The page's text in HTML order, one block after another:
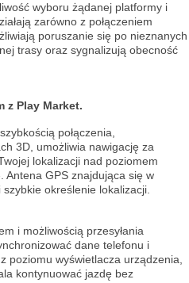
wyboru żądanej platformy i
zarówno z połączeniem
poruszanie się po nieznanych
trasy oraz sygnalizują obecność
z Play Market.
połączenia,
3D, umożliwia nawigację za
lokalizacji nad poziomem
Antena GPS znajdująca się w
określenie lokalizacji.
i możliwością przesyłania
dane telefonu i
poziomu wyświetlacza urządzenia,
kontynuować jazdę bez